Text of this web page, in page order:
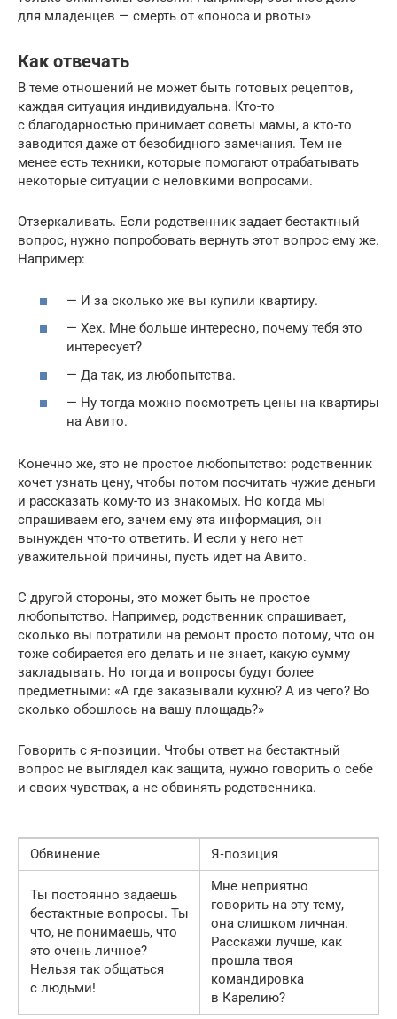
для младенцев — смерть от «поноса и рвоты»
Как отвечать
В теме отношений не может быть готовых рецептов,
каждая ситуация индивидуальна. Кто-то
с благодарностью принимает советы мамы, а кто-то
заводится даже от безобидного замечания. Тем не
менее есть техники, которые помогают отрабатывать
некоторые ситуации с неловкими вопросами.
Отзеркаливать. Если родственник задает бестактный
вопрос, нужно попробовать вернуть этот вопрос ему же.
Например:
— И за сколько же вы купили квартиру.
— Хех. Мне больше интересно, почему тебя это
интересует?
— Да так, из любопытства.
— Ну тогда можно посмотреть цены на квартиры
на Авито.
Конечно же, это не простое любопытство: родственник
хочет узнать цену, чтобы потом посчитать чужие деньги
и рассказать кому-то из знакомых. Но когда мы
спрашиваем его, зачем ему эта информация, он
вынужден что-то ответить. И если у него нет
уважительной причины, пусть идет на Авито.
С другой стороны, это может быть не простое
любопытство. Например, родственник спрашивает,
сколько вы потратили на ремонт просто потому, что он
тоже собирается его делать и не знает, какую сумму
закладывать. Но тогда и вопросы будут более
предметными: «А где заказывали кухню? А из чего? Во
сколько обошлось на вашу площадь?»
Говорить с я‑позиции. Чтобы ответ на бестактный
вопрос не выглядел как защита, нужно говорить о себе
и своих чувствах, а не обвинять родственника.
Обвинение Я‑позиция
Ты постоянно задаешь
бестактные вопросы. Ты
что, не понимаешь, что
это очень личное?
Нельзя так общаться
с людьми!
Мне неприятно
говорить на эту тему,
она слишком личная.
Расскажи лучше, как
прошла твоя
командировка
в Карелию?